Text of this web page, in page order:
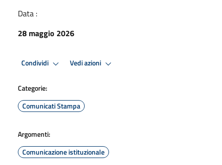
Data :
28 maggio 2026
Condividi Vedi azioni
Categorie:
Comunicati Stampa
Argomenti:
Comunicazione istituzionale